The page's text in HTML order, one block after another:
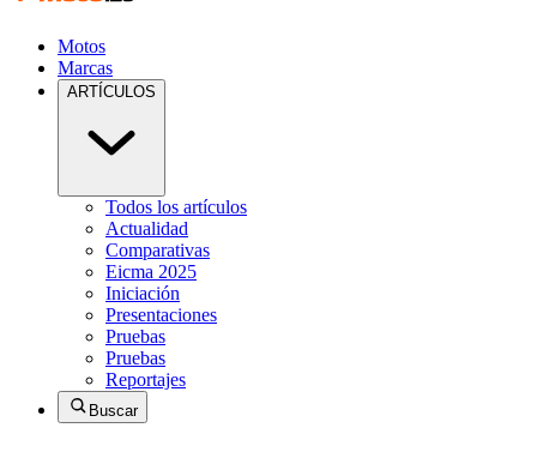
Motos
Marcas
ARTÍCULOS
Todos los artículos
Actualidad
Comparativas
Eicma 2025
Iniciación
Presentaciones
Pruebas
Pruebas
Reportajes
Buscar